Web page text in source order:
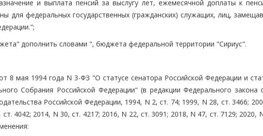
и выплата пенсий за выслугу лет, ежемесячной доплаты к
для федеральных государственных (гражданских) служащих, лиц,
дополнить словами ", бюджета федеральной территории "Сириус".
8 мая 1994 года N 3-ФЗ "О статусе сенатора Российской Федерации и
Собрания Российской Федерации" (в редакции Федерального закона
Российской Федерации, 1994, N 2, ст. 74; 1999, N 28, ст. 3466;
4042; 2014, N 30, ст. 4217; 2016, N 22, ст. 3091; 2018, N 47, ст. 7129; 2020,